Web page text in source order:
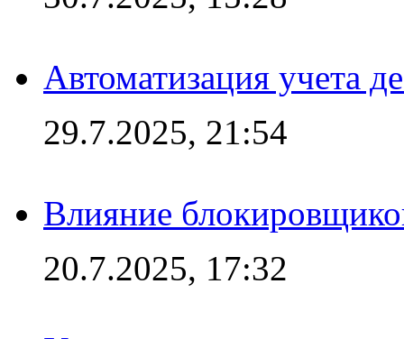
Автоматизация учета
29.7.2025, 21:54
Влияние
20.7.2025, 17:32